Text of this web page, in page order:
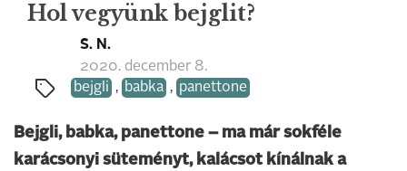
Hol vegyünk bejglit?
S. N.
2020. december 8.
bejgli , babka , panettone
Bejgli, babka, panettone – ma már sokféle
karácsonyi süteményt, kalácsot kínálnak a